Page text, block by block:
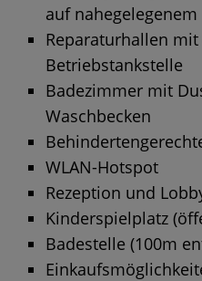
auf
Reparaturhallen
Betriebstankstelle
Badezimmer mit
Waschbecken
WLAN-Hotspot
Rezeption und
Kinderspielplatz
Badestelle (100m